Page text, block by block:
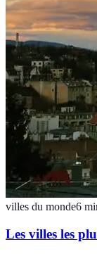
villes du monde6
Les villes les